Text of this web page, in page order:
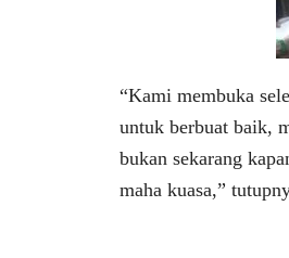
“Kami membuka
untuk berbuat baik,
bukan sekarang
maha kuasa,”